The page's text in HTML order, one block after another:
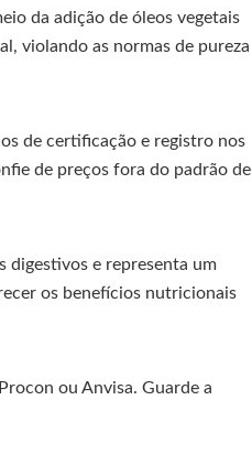
da adição de óleos vegetais
violando as normas de pureza
de certificação e registro nos
de preços fora do padrão de
digestivos e representa um
os benefícios nutricionais
ou Anvisa. Guarde a